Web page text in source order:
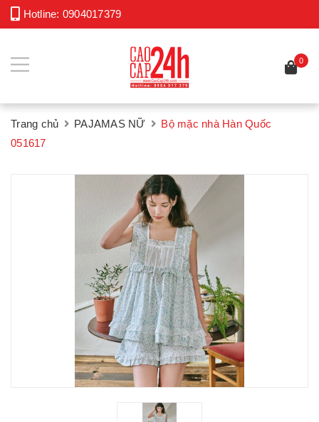
Hotline: 0904017379
0
Trang chủ PAJAMAS NỮ
Bộ mặc nhà Hàn Quốc
051617